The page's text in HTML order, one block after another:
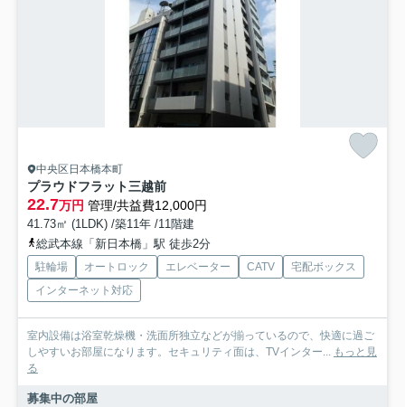
中央区日本橋本町
プラウドフラット三越前
22.7万円 管理/共益費12,000円
41.73㎡ (1LDK) /築11年 /11階建
総武本線「新日本橋」駅 徒歩2分
駐輪場 オートロック エレベーター CATV
宅配ボックス
インターネット対応
室内設備は浴室乾燥機・洗面所独立などが揃っているので、快適に過ご
しやすいお部屋になります。セキュリティ面は、TVインター... もっと見
る
募集中の部屋